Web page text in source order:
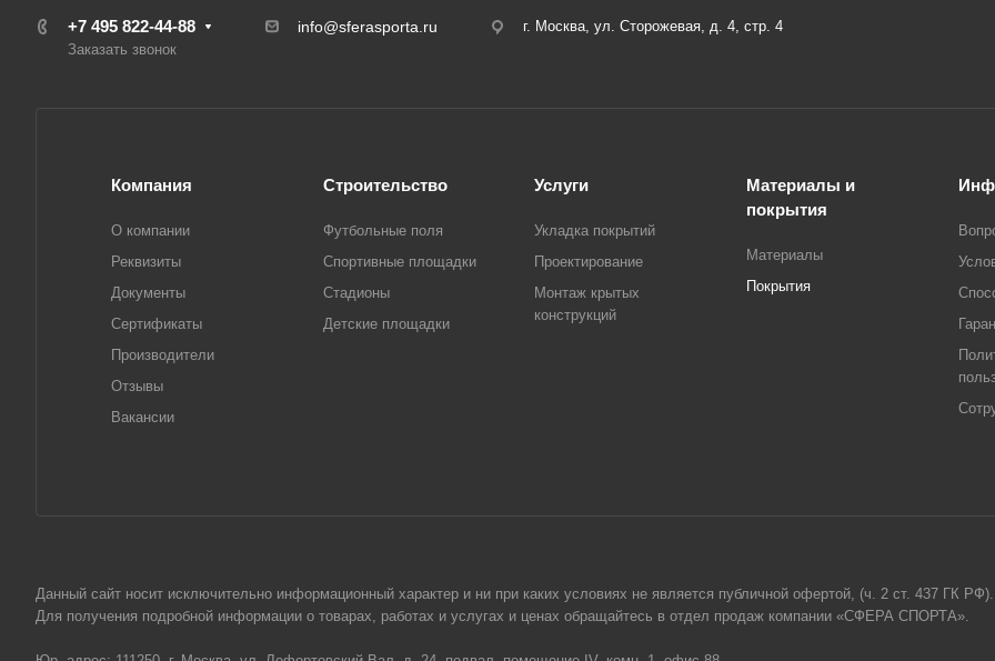
+7 495 822-44-88
Заказать звонок
info@sferasporta.ru г. Москва, ул. Сторожевая, д. 4, стр. 4
Компания
О компании
Реквизиты
Документы
Сертификаты
Производители
Отзывы
Вакансии
Строительство
Футбольные поля
Спортивные площадки
Стадионы
Детские площадки
Услуги
Укладка покрытий
Проектирование
Монтаж крытых
конструкций
Материалы и
покрытия
Материалы
Покрытия
Данный сайт носит исключительно информационный характер и ни при каких условиях не является публичной офертой, (ч. 2 ст. 437 ГК РФ).
Для получения подробной информации о товарах, работах и услугах и ценах обращайтесь в отдел продаж компании «СФЕРА СПОРТА».